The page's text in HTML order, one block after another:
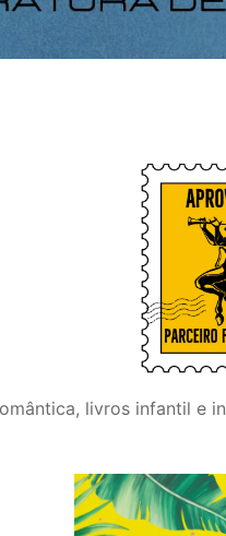
livros infantil e